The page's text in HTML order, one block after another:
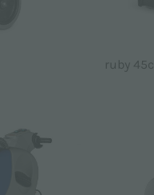
ruby 45c